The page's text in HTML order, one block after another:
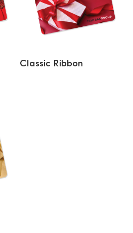
Classic Ribbon